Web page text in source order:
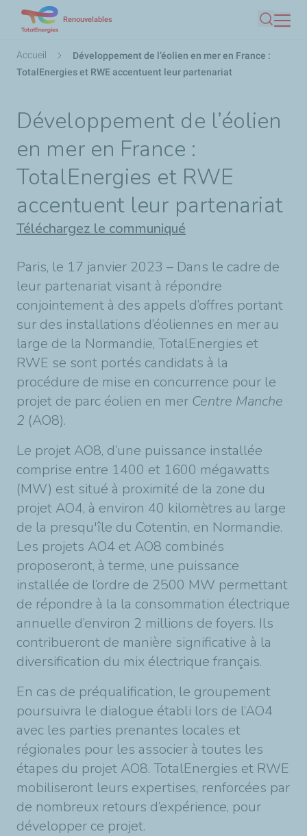
contenu
principal
Renouvelables
Fil
d'Ariane
Accueil
Développement de l’éolien en mer en France :
TotalEnergies et RWE accentuent leur partenariat
Développement de l’éolien
en mer en France :
TotalEnergies et RWE
accentuent leur partenariat
Téléchargez le communiqué
Paris, le 17 janvier 2023 – Dans le cadre de
leur partenariat visant à répondre
conjointement à des appels d’offres portant
sur des installations d’éoliennes en mer au
large de la Normandie, TotalEnergies et
RWE se sont portés candidats à la
procédure de mise en concurrence pour le
projet de parc éolien en mer Centre Manche
2 (AO8).
Le projet AO8, d’une puissance installée
comprise entre 1400 et 1600 mégawatts
(MW) est situé à proximité de la zone du
projet AO4, à environ 40 kilomètres au large
de la presqu'île du Cotentin, en Normandie.
Les projets AO4 et AO8 combinés
proposeront, à terme, une puissance
installée de l’ordre de 2500 MW permettant
de répondre à la la consommation électrique
annuelle d’environ 2 millions de foyers. Ils
contribueront de manière significative à la
diversification du mix électrique français.
En cas de préqualification, le groupement
poursuivra le dialogue établi lors de l’AO4
avec les parties prenantes locales et
régionales pour les associer à toutes les
étapes du projet AO8. TotalEnergies et RWE
mobiliseront leurs expertises, renforcées par
de nombreux retours d’expérience, pour
développer ce projet.